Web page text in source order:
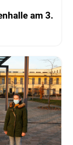
am 3.